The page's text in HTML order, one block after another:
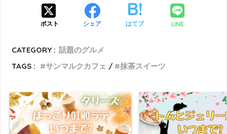
ポスト シェア はてブ LINE
CATEGORY : 話題のグルメ
TAGS :
サンマルクカフェ 抹茶スイーツ